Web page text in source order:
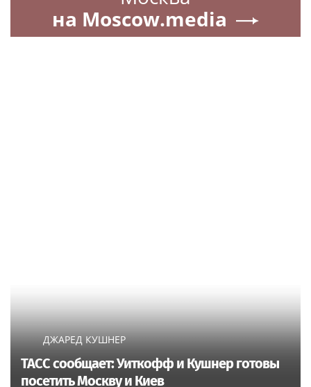
на Moscow.media
ДЖАРЕД КУШНЕР
ТАСС сообщает: Уиткофф и Кушнер готовы
посетить Москву и Киев